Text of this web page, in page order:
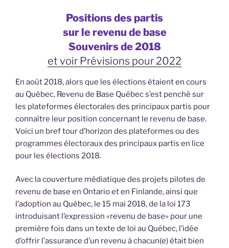
Positions des partis
sur le revenu de base
Souvenirs de 2018
et voir Prévisions pour 2022
En août 2018, alors que les élections étaient en cours
au Québec, Revenu de Base Québec s’est penché sur
les plateformes électorales des principaux partis pour
connaître leur position concernant le revenu de base.
Voici un bref tour d’horizon des plateformes ou des
programmes électoraux des principaux partis en lice
pour les élections 2018.
Avec la couverture médiatique des projets pilotes de
revenu de base en Ontario et en Finlande, ainsi que
l’adoption au Québec, le 15 mai 2018, de la loi 173
introduisant l’expression «revenu de base» pour une
première fois dans un texte de loi au Québec, l’idée
d’offrir l’assurance d’un revenu à chacun(e) était bien